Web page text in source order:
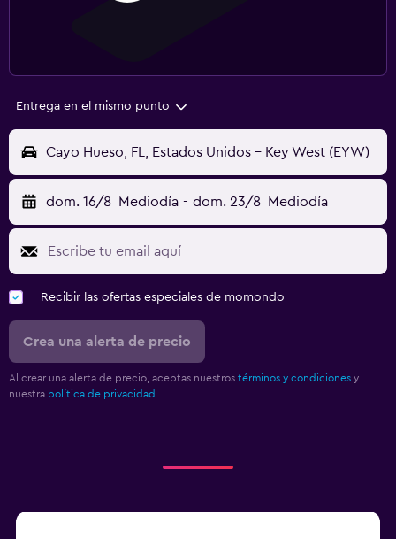
Entrega en el mismo punto
Cayo Hueso, FL, Estados Unidos - Key West (EYW)
dom. 16/8 Mediodía - dom. 23/8 Mediodía
Recibir las ofertas especiales de momondo
Crea una alerta de precio
Al crear una alerta de precio, aceptas nuestros términos y condiciones y
nuestra política de privacidad..